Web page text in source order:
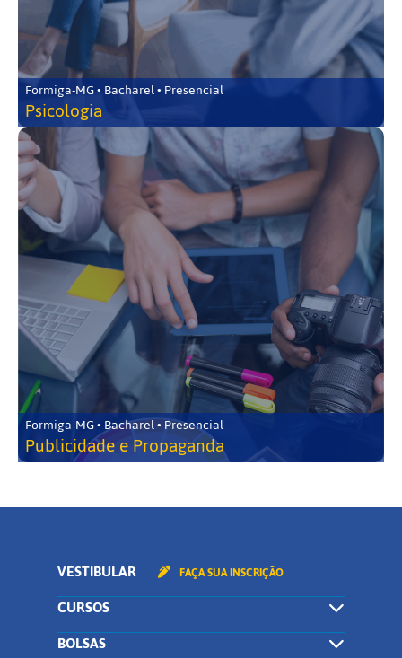
Formiga-MG • Bacharel • Presencial
Psicologia
Formiga-MG • Bacharel • Presencial
Publicidade e Propaganda
VESTIBULAR FAÇA SUA INSCRIÇÃO
CURSOS
BOLSAS